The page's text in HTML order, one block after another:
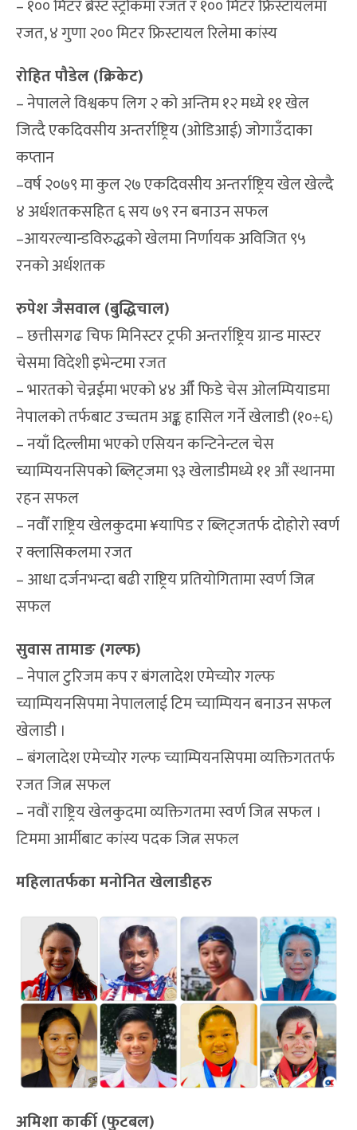
– १०० मिटर ब्रेस्ट स्ट्रोकमा रजत र १०० मिटर फ्रिस्टायलमा
रजत, ४ गुणा २०० मिटर फ्रिस्टायल रिलेमा कांस्य
रोहित पौडेल (क्रिकेट)
– नेपालले विश्वकप लिग २ को अन्तिम १२ मध्ये ११ खेल
जित्दै एकदिवसीय अन्तर्राष्ट्रिय (ओडिआई) जोगाउँदाका
कप्तान
–वर्ष २०७९ मा कुल २७ एकदिवसीय अन्तर्राष्ट्रिय खेल खेल्दै
४ अर्धशतकसहित ६ सय ७९ रन बनाउन सफल
–आयरल्यान्डविरुद्धको खेलमा निर्णायक अविजित ९५
रनको अर्धशतक
रुपेश जैसवाल (बुद्धिचाल)
– छत्तीसगढ चिफ मिनिस्टर ट्रफी अन्तर्राष्ट्रिय ग्रान्ड मास्टर
चेसमा विदेशी इभेन्टमा रजत
– भारतको चेन्नईमा भएको ४४ औँ फिडे चेस ओलम्पियाडमा
नेपालको तर्फबाट उच्चतम अङ्क हासिल गर्ने खेलाडी (१०÷६)
– नयाँ दिल्लीमा भएको एसियन कन्टिनेन्टल चेस
च्याम्पियनसिपको ब्लिट्जमा ९३ खेलाडीमध्ये ११ औं स्थानमा
रहन सफल
– नवौँ राष्ट्रिय खेलकुदमा ¥यापिड र ब्लिट्जतर्फ दोहोरो स्वर्ण
र क्लासिकलमा रजत
– आधा दर्जनभन्दा बढी राष्ट्रिय प्रतियोगितामा स्वर्ण जित्न
सफल
सुवास तामाङ (गल्फ)
– नेपाल टुरिजम कप र बंगलादेश एमेच्योर गल्फ
च्याम्पियनसिपमा नेपाललाई टिम च्याम्पियन बनाउन सफल
खेलाडी ।
– बंगलादेश एमेच्योर गल्फ च्याम्पियनसिपमा व्यक्तिगततर्फ
रजत जित्न सफल
– नवौं राष्ट्रिय खेलकुदमा व्यक्तिगतमा स्वर्ण जित्न सफल ।
टिममा आर्मीबाट कांस्य पदक जित्न सफल
महिलातर्फका मनोनित खेलाडीहरु
अमिशा कार्की (फुटबल)